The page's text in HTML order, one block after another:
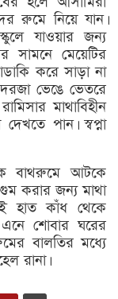
রুমে নিয়ে যান।
যাওয়ার জন্য
সামনে মেয়েটির
করে সাড়া না
দরজা ভেঙে ভেতরে
মাথাবিহীন
পান। স্বপ্না
বাথরুমে আটকে
করার জন্য মাথা
হাত কাঁধ থেকে
শোবার ঘরের
বালতির মধ্যে
রানা।